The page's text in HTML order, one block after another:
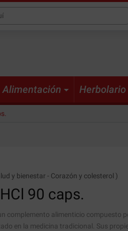
Alimentación Herbolario
y bienestar - Corazón y colesterol )
90 caps.
complemento alimenticio compuesto
en la medicina tradicional. Sus